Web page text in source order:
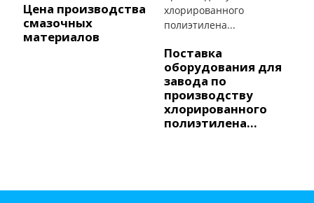
Цена производства
смазочных
материалов
Поставка
оборудования для
завода по
производству
хлорированного
полиэтилена...